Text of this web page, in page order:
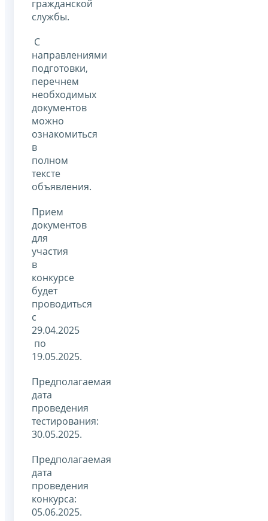
гражданской
службы.
С
направлениями
подготовки,
перечнем
необходимых
документов
можно
ознакомиться
в
полном
тексте
объявления.
Прием
документов
для
участия
в
конкурсе
будет
проводиться
с
29.04.2025
по
19.05.2025.
Предполагаемая
дата
проведения
тестирования:
30.05.2025.
Предполагаемая
дата
проведения
конкурса:
05.06.2025.